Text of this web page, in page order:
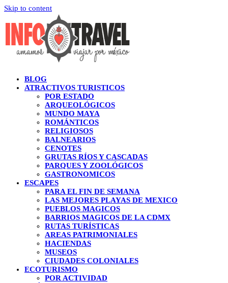
Skip to content
BLOG
ATRACTIVOS TURISTICOS
POR ESTADO
ARQUEOLÓGICOS
MUNDO MAYA
ROMÁNTICOS
RELIGIOSOS
BALNEARIOS
CENOTES
GRUTAS RÍOS Y CASCADAS
PARQUES Y ZOOLÓGICOS
GASTRONOMICOS
ESCAPES
PARA EL FIN DE SEMANA
LAS MEJORES PLAYAS DE MEXICO
PUEBLOS MAGICOS
BARRIOS MAGICOS DE LA CDMX
RUTAS TURÍSTICAS
AREAS PATRIMONIALES
HACIENDAS
MUSEOS
CIUDADES COLONIALES
ECOTURISMO
POR ACTIVIDAD